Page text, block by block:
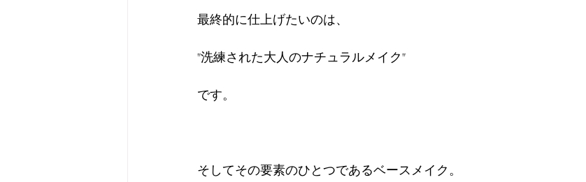
最終的に仕上げたいのは、
"洗練された大人のナチュラルメイク"
です。
そしてその要素のひとつであるベースメイク。